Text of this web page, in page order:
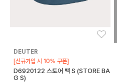
DEUTER
[신규가입 시 10% 쿠폰]
D6920122 스토어 백 S (STORE BA
G S)